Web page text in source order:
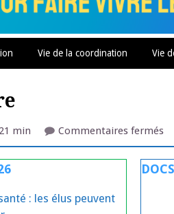
Vie de la coordination Vie
min Commentaires fermés
: les élus peuvent